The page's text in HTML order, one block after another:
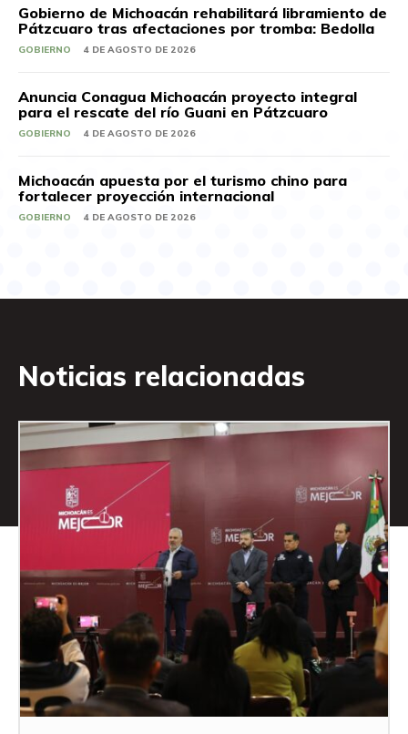
Gobierno de Michoacán rehabilitará libramiento de
Pátzcuaro tras afectaciones por tromba: Bedolla
GOBIERNO 4 DE AGOSTO DE 2026
Anuncia Conagua Michoacán proyecto integral
para el rescate del río Guani en Pátzcuaro
GOBIERNO 4 DE AGOSTO DE 2026
Michoacán apuesta por el turismo chino para
fortalecer proyección internacional
GOBIERNO 4 DE AGOSTO DE 2026
Noticias relacionadas